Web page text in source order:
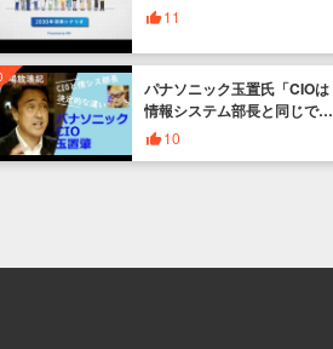
11
パナソニック玉置氏「CIOは
情報システム部長と同じでは
ない」
10